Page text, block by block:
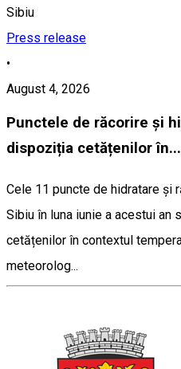
Sibiu
Press release
•
August 4, 2026
Punctele de răcorire și
dispoziția cetățenilor în...
Cele 11 puncte de hidratare și
Sibiu în luna iunie a acestui an
cetățenilor în contextul
meteorolog...